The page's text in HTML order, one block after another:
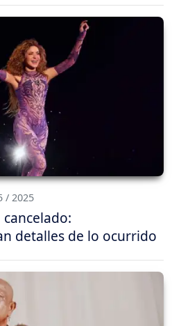
/ 2025
detalles de lo ocurrido